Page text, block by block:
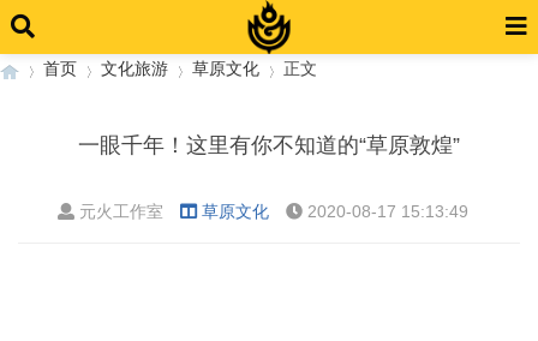
首页 文化旅游 草原文化 正文
一眼千年！这里有你不知道的“草原敦煌”
元火工作室 草原文化 2020-08-17 15:13:49